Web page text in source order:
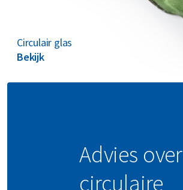
Circulair glas
Bekijk
Advies over
circulaire